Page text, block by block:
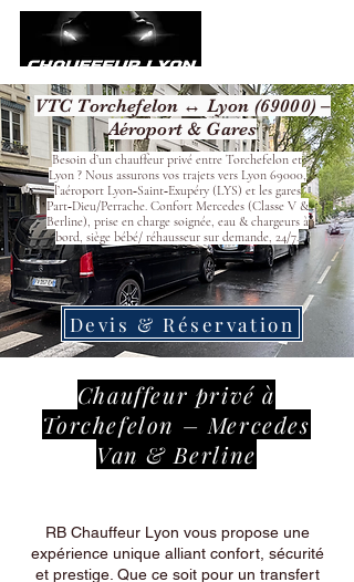
VTC Torchefelon ↔ Lyon (69000) –
Aéroport & Gares
Besoin d’un chauffeur privé entre Torchefelon et
Lyon ? Nous assurons vos trajets vers Lyon 69000,
l’aéroport Lyon‑Saint‑Exupéry (LYS) et les gares
Part‑Dieu/Perrache. Confort Mercedes (Classe V &
Berline), prise en charge soignée, eau & chargeurs à
bord, siège bébé/ réhausseur sur demande, 24/7.
Devis & Réservation
Chauffeur privé à
Torchefelon – Mercedes
Van & Berline
RB Chauffeur Lyon vous propose une
expérience unique alliant confort, sécurité
et prestige. Que ce soit pour un transfert